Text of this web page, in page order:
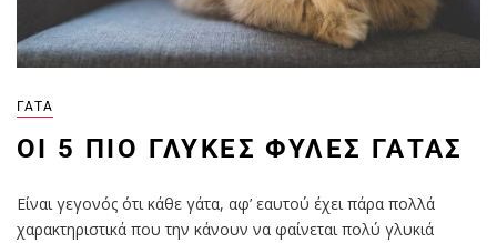
ΓΆΤΑ
ΟΙ 5 ΠΙΟ ΓΛΥΚΈΣ ΦΥΛΈΣ ΓΆΤΑΣ
Είναι γεγονός ότι κάθε γάτα, αφ’ εαυτού έχει πάρα πολλά
χαρακτηριστικά που την κάνουν να φαίνεται πολύ γλυκιά